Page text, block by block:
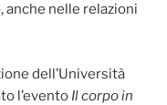
anche nelle relazioni
dell’Università
l’evento Il corpo in